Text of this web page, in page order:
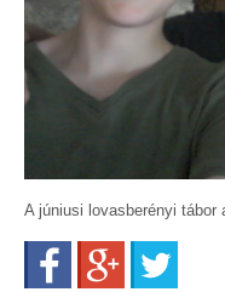
A júniusi lovasberényi tábor
FacebookGoogle+